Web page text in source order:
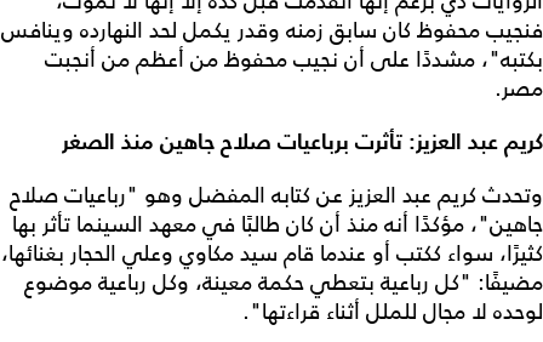
فنجيب محفوظ كان سابق زمنه وقدر يكمل لحد النهارده وينافس
بكتبه"، مشددًا على أن نجيب محفوظ من أعظم من أنجبت
مصر.
كريم عبد العزيز: تأثرت برباعيات صلاح جاهين منذ الصغر
وتحدث كريم عبد العزيز عن كتابه المفضل وهو "رباعيات صلاح
جاهين"، مؤكدًا أنه منذ أن كان طالبًا في معهد السينما تأثر بها
كثيرًا، سواء ككتب أو عندما قام سيد مكاوي وعلي الحجار بغنائها،
مضيفًا: "كل رباعية بتعطي حكمة معينة، وكل رباعية موضوع
لوحده لا مجال للملل أثناء قراءتها".